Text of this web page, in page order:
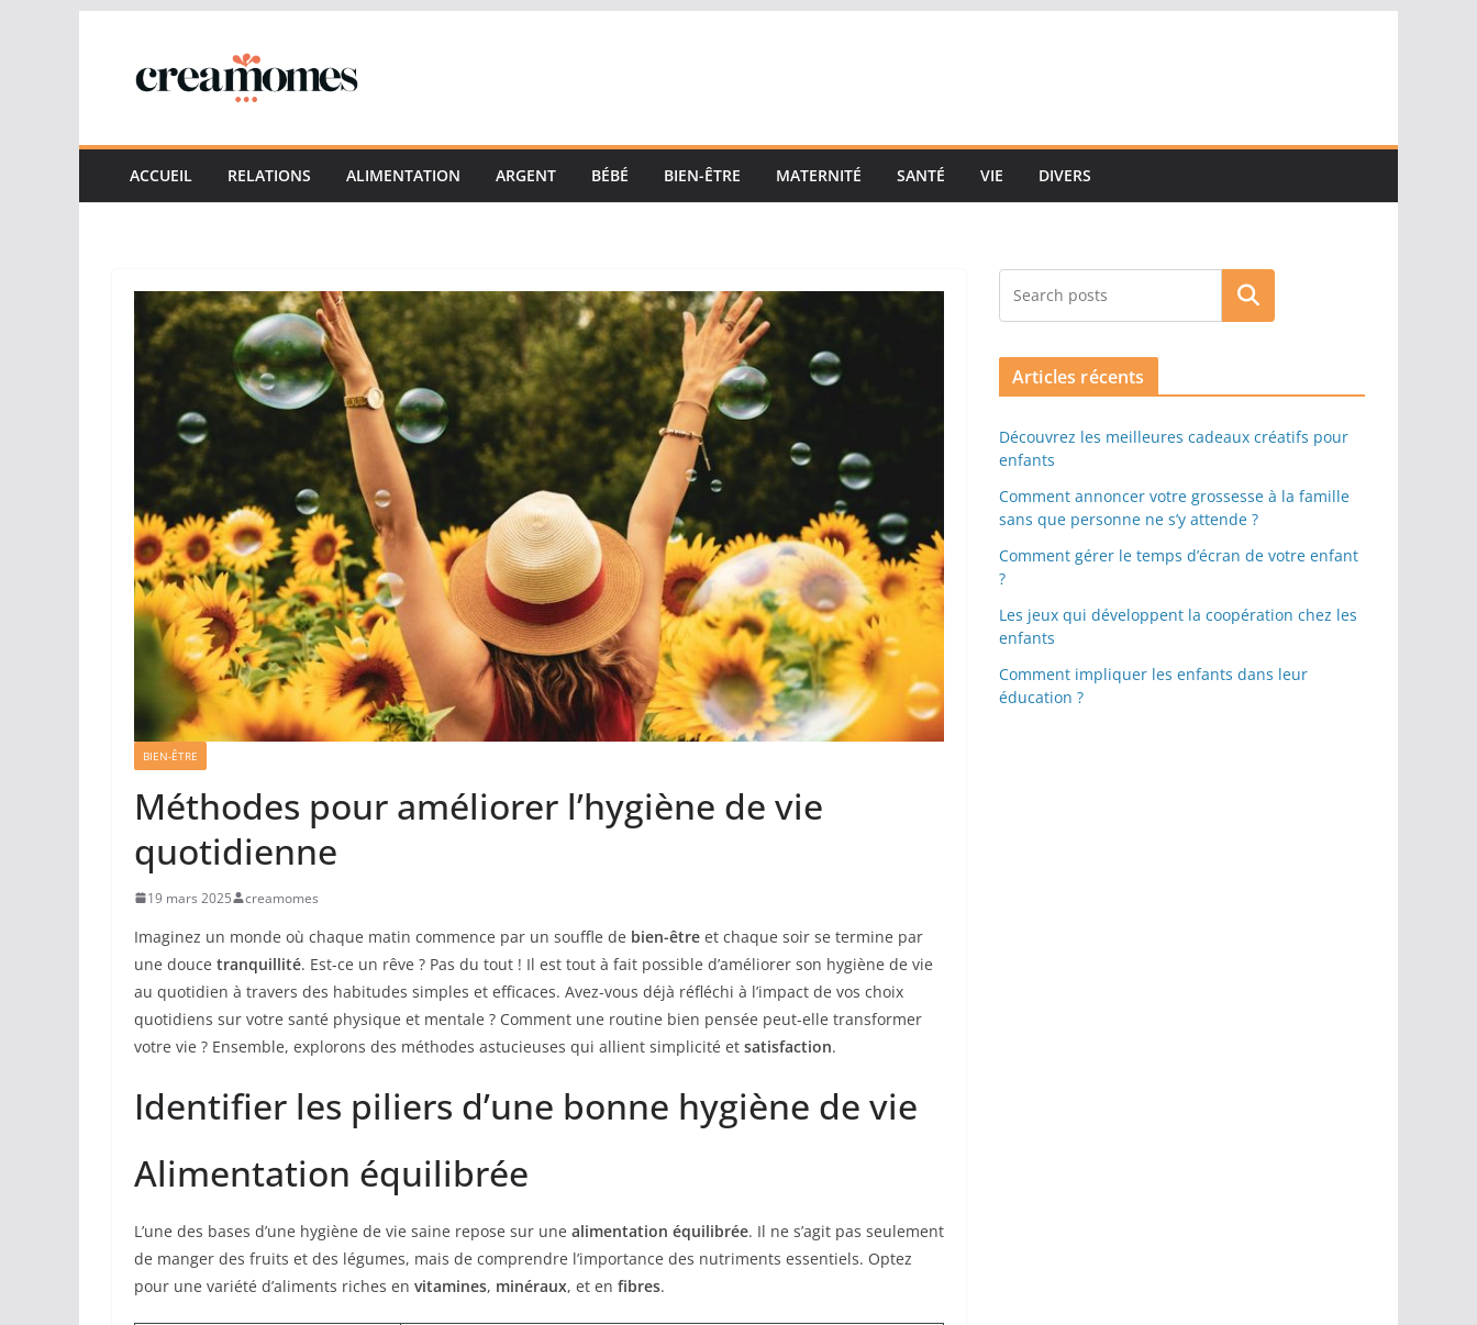
contenu
ACCUEIL RELATIONS ALIMENTATION ARGENT BÉBÉ BIEN-ÊTRE MATERNITÉ SANTÉ VIE DIVERS
BIEN-ÊTRE
Méthodes pour améliorer l’hygiène de vie
quotidienne
19 mars 2025 creamomes
Imaginez un monde où chaque matin commence par un souffle de bien-être et chaque soir se termine par
une douce tranquillité. Est-ce un rêve ? Pas du tout ! Il est tout à fait possible d’améliorer son hygiène de vie
au quotidien à travers des habitudes simples et efficaces. Avez-vous déjà réfléchi à l’impact de vos choix
quotidiens sur votre santé physique et mentale ? Comment une routine bien pensée peut-elle transformer
votre vie ? Ensemble, explorons des méthodes astucieuses qui allient simplicité et satisfaction.
Identifier les piliers d’une bonne hygiène de vie
Alimentation équilibrée
L’une des bases d’une hygiène de vie saine repose sur une alimentation équilibrée. Il ne s’agit pas seulement
de manger des fruits et des légumes, mais de comprendre l’importance des nutriments essentiels. Optez
pour une variété d’aliments riches en vitamines, minéraux, et en fibres.
Rechercher
Articles récents
Découvrez les meilleures cadeaux créatifs pour
enfants
Comment annoncer votre grossesse à la famille
sans que personne ne s’y attende ?
Comment gérer le temps d’écran de votre enfant
?
Les jeux qui développent la coopération chez les
enfants
Comment impliquer les enfants dans leur
éducation ?